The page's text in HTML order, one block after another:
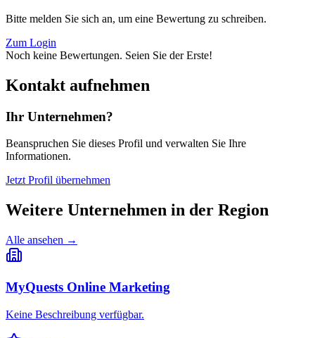
Bitte melden Sie sich an, um eine Bewertung zu schreiben.
Zum Login
Noch keine Bewertungen. Seien Sie der Erste!
Kontakt aufnehmen
Ihr Unternehmen?
Beanspruchen Sie dieses Profil und verwalten Sie Ihre
Informationen.
Jetzt Profil übernehmen
Weitere Unternehmen in der Region
Alle ansehen →
MyQuests Online Marketing
Keine Beschreibung verfügbar.